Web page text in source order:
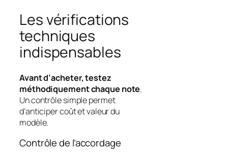
Les vérifications
techniques
indispensables
Avant d’acheter, testez
méthodiquement chaque note.
Un contrôle simple permet
d’anticiper coût et valeur du
modèle.
Contrôle de l’accordage